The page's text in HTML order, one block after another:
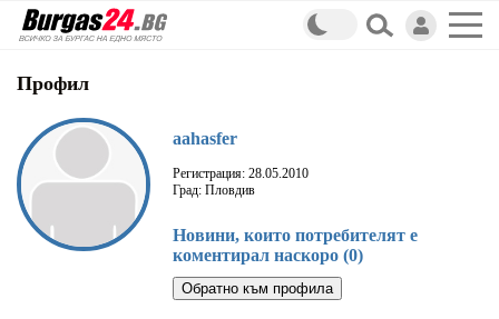
Профил
aahasfer
Регистрация: 28.05.2010
Град: Пловдив
Новини, които потребителят е
коментирал наскоро (0)
Обратно към профила